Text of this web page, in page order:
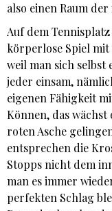
also einen Raum
Auf dem
körperlose Spiel
weil man sich selbst
jeder einsam,
eigenen Fähigkeit
Können, das
roten Asche
entsprechen die
Stopps nicht dem
man es immer
perfekten Schlag